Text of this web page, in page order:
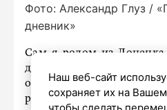
Фото: Александр Глуз /
дневник»
Сам я родом из Донецка,
действиях, а вот
очень этим доволен.
реализуются проекты
Наш веб-сайт
сохраняет их на